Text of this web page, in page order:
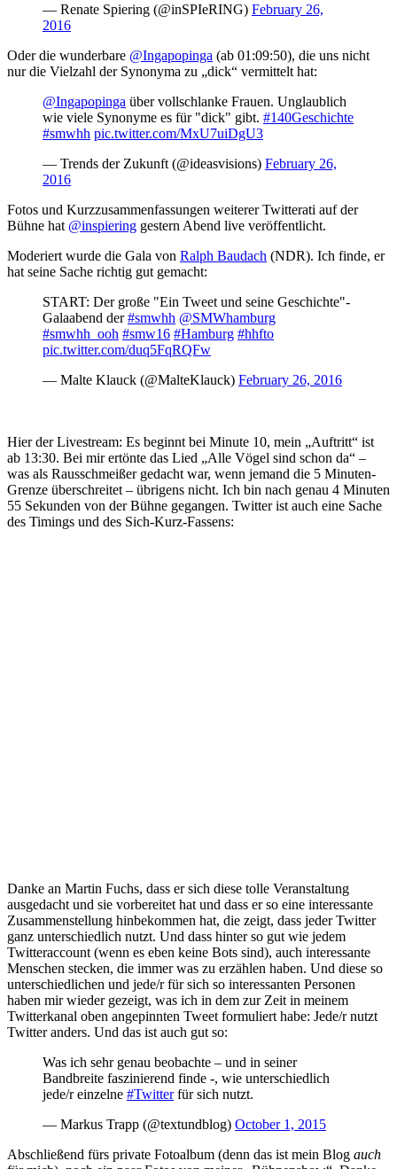
— Renate Spiering (@inSPIeRING) February 26,
2016
Oder die wunderbare @Ingapopinga (ab 01:09:50), die uns nicht
nur die Vielzahl der Synonyma zu „dick“ vermittelt hat:
@Ingapopinga über vollschlanke Frauen. Unglaublich
wie viele Synonyme es für "dick" gibt. #140Geschichte
#smwhh pic.twitter.com/MxU7uiDgU3
— Trends der Zukunft (@ideasvisions) February 26,
2016
Fotos und Kurzzusammenfassungen weiterer Twitterati auf der
Bühne hat @inspiering gestern Abend live veröffentlicht.
Moderiert wurde die Gala von Ralph Baudach (NDR). Ich finde, er
hat seine Sache richtig gut gemacht:
START: Der große "Ein Tweet und seine Geschichte"-
Galaabend der#smwhh @SMWhamburg
#smwhh_ooh #smw16 #Hamburg #hhfto
pic.twitter.com/duq5FqRQFw
— Malte Klauck (@MalteKlauck) February 26, 2016
Hier der Livestream: Es beginnt bei Minute 10, mein „Auftritt“ ist
ab 13:30. Bei mir ertönte das Lied „Alle Vögel sind schon da“ –
was als Rausschmeißer gedacht war, wenn jemand die 5 Minuten-
Grenze überschreitet – übrigens nicht. Ich bin nach genau 4 Minuten
55 Sekunden von der Bühne gegangen. Twitter ist auch eine Sache
des Timings und des Sich-Kurz-Fassens:
Danke an Martin Fuchs, dass er sich diese tolle Veranstaltung
ausgedacht und sie vorbereitet hat und dass er so eine interessante
Zusammenstellung hinbekommen hat, die zeigt, dass jeder Twitter
ganz unterschiedlich nutzt. Und dass hinter so gut wie jedem
Twitteraccount (wenn es eben keine Bots sind), auch interessante
Menschen stecken, die immer was zu erzählen haben. Und diese so
unterschiedlichen und jede/r für sich so interessanten Personen
haben mir wieder gezeigt, was ich in dem zur Zeit in meinem
Twitterkanal oben angepinnten Tweet formuliert habe: Jede/r nutzt
Twitter anders. Und das ist auch gut so:
Was ich sehr genau beobachte – und in seiner
Bandbreite faszinierend finde -, wie unterschiedlich
jede/r einzelne #Twitterfür sich nutzt.
— Markus Trapp (@textundblog) October 1, 2015
Abschließend fürs private Fotoalbum (denn das ist mein Blog auch